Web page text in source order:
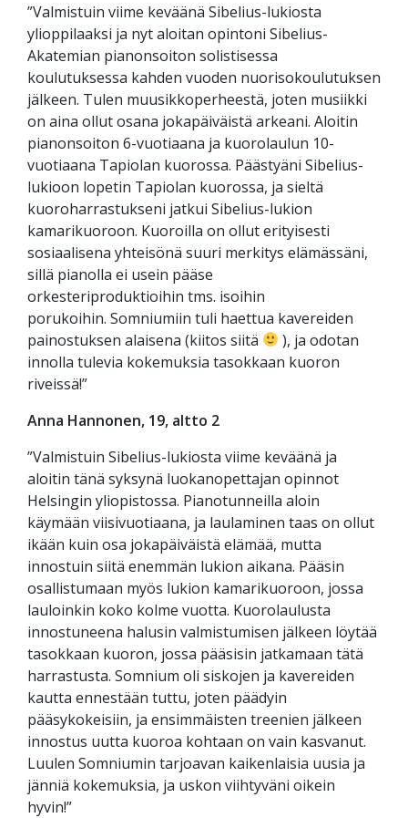
”Valmistuin viime keväänä Sibelius-lukiosta
ylioppilaaksi ja nyt aloitan opintoni Sibelius-
Akatemian pianonsoiton solistisessa
koulutuksessa kahden vuoden nuorisokoulutuksen
jälkeen. Tulen muusikkoperheestä, joten musiikki
on aina ollut osana jokapäiväistä arkeani. Aloitin
pianonsoiton 6-vuotiaana ja kuorolaulun 10-
vuotiaana Tapiolan kuorossa. Päästyäni Sibelius-
lukioon lopetin Tapiolan kuorossa, ja sieltä
kuoroharrastukseni jatkui Sibelius-lukion
kamarikuoroon. Kuoroilla on ollut erityisesti
sosiaalisena yhteisönä suuri merkitys elämässäni,
sillä pianolla ei usein pääse
orkesteriproduktioihin tms. isoihin
porukoihin. Somniumiin tuli haettua kavereiden
painostuksen alaisena (kiitos siitä
), ja odotan
innolla tulevia kokemuksia tasokkaan kuoron
riveissä!”
Anna Hannonen, 19, altto 2
”Valmistuin Sibelius-lukiosta viime keväänä ja
aloitin tänä syksynä luokanopettajan opinnot
Helsingin yliopistossa. Pianotunneilla aloin
käymään viisivuotiaana, ja laulaminen taas on ollut
ikään kuin osa jokapäiväistä elämää, mutta
innostuin siitä enemmän lukion aikana. Pääsin
osallistumaan myös lukion kamarikuoroon, jossa
lauloinkin koko kolme vuotta. Kuorolaulusta
innostuneena halusin valmistumisen jälkeen löytää
tasokkaan kuoron, jossa pääsisin jatkamaan tätä
harrastusta. Somnium oli siskojen ja kavereiden
kautta ennestään tuttu, joten päädyin
pääsykokeisiin, ja ensimmäisten treenien jälkeen
innostus uutta kuoroa kohtaan on vain kasvanut.
Luulen Somniumin tarjoavan kaikenlaisia uusia ja
jänniä kokemuksia, ja uskon viihtyväni oikein
hyvin!”